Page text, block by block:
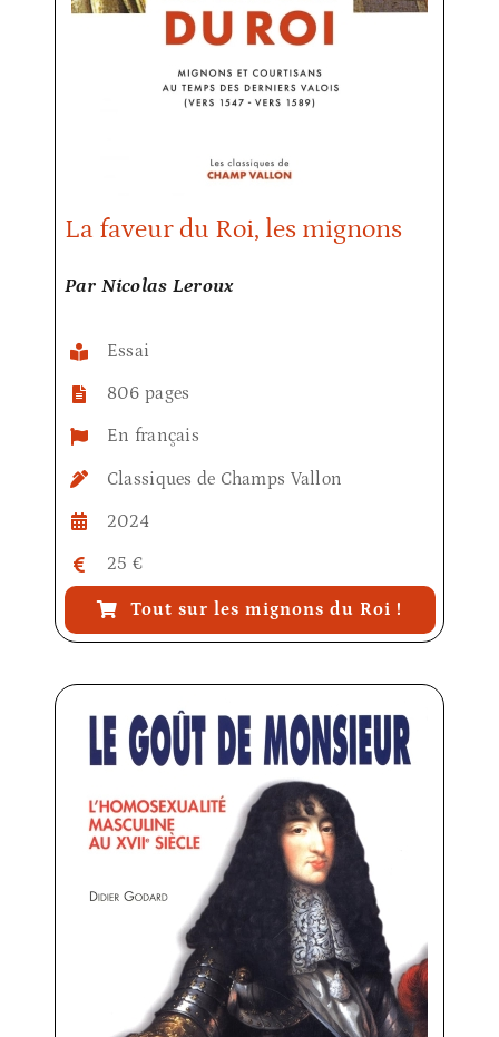
La faveur du Roi, les mignons
Par Nicolas Leroux
Essai
806 pages
En français
Classiques de Champs Vallon
2024
25 €
Tout sur les mignons du Roi !